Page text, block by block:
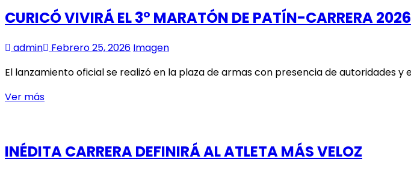
TRIUNFA
EN
CURICÓ VIVIRÁ EL 3° MARATÓN DE PATÍN-CARRERA 2026
admin Febrero 25, 2026 Imagen
El lanzamiento oficial se realizó en la plaza de armas con presencia de autoridades
Ver másCURICÓ
MARATÓN
INÉDITA CARRERA DEFINIRÁ AL ATLETA MÁS VELOZ